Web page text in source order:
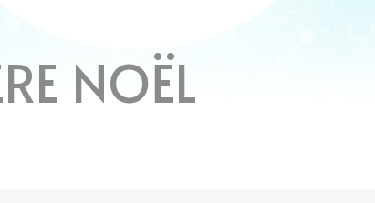
NOËL